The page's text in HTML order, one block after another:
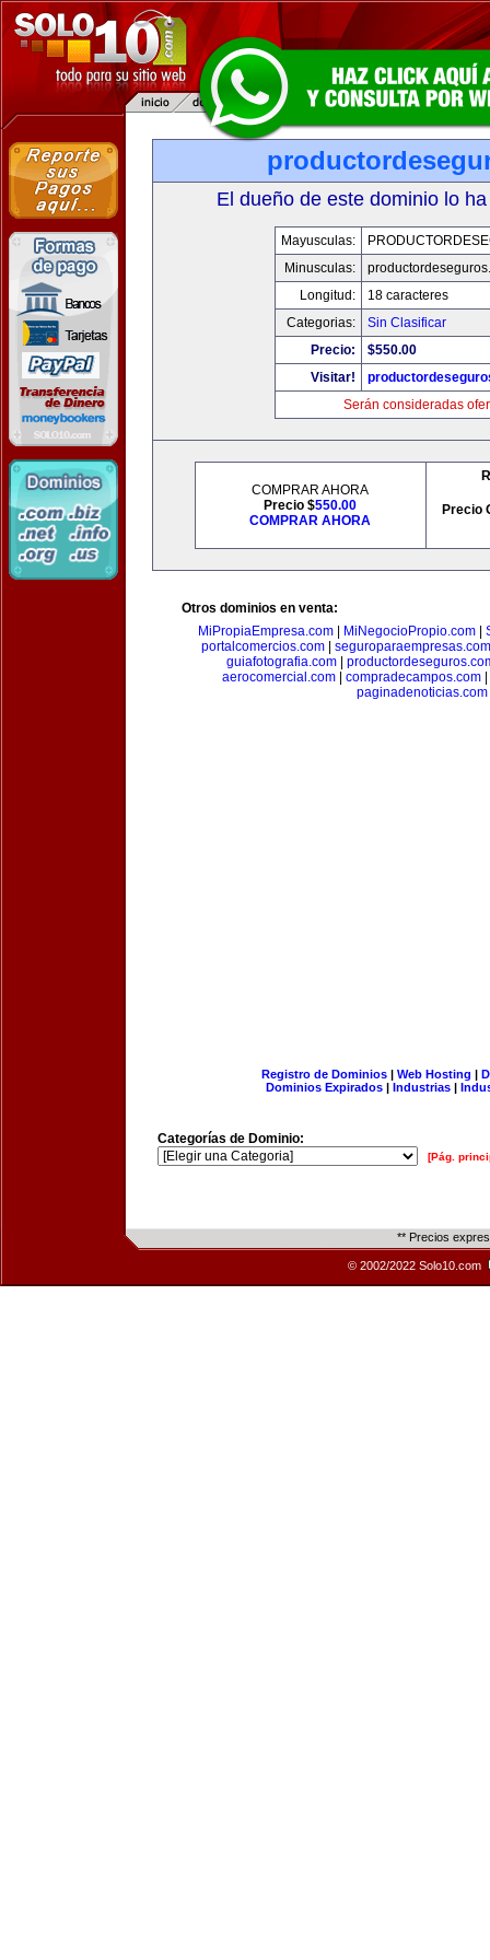
El dueño de este dominio lo
Mayusculas:
Minusculas:
Longitud:
18 caracteres
Categorias:
Sin Clasificar
Precio:
$550.00
Visitar!
Serán consideradas
COMPRAR AHORA
Precio $550.00
COMPRAR AHORA
Precio
Otros dominios en venta:
MiPropiaEmpresa.com
MiNegocioPropio.com
portalcomercios.com| seguroparaempresas.com
guiafotografia.com
aerocomercial.com| compradecampos.com|
paginadenoticias.com
Registro de Dominios| Web Hosting |
Dominios Expirados | Industrias |
Categorías de Dominio:
[Pág.
** Precios
© 2002/2022 Solo10.com